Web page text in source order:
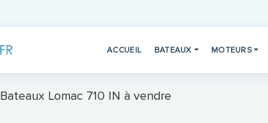
ACCUEIL BATEAUX MOTEURS
Bateaux Lomac 710 IN à vendre